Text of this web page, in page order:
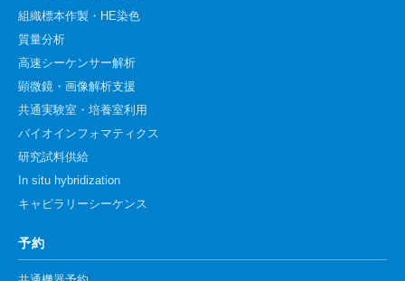
組織標本作製・HE染色
質量分析
高速シーケンサー解析
顕微鏡・画像解析支援
共通実験室・培養室利用
バイオインフォマティクス
研究試料供給
In situ hybridization
キャピラリーシーケンス
予約